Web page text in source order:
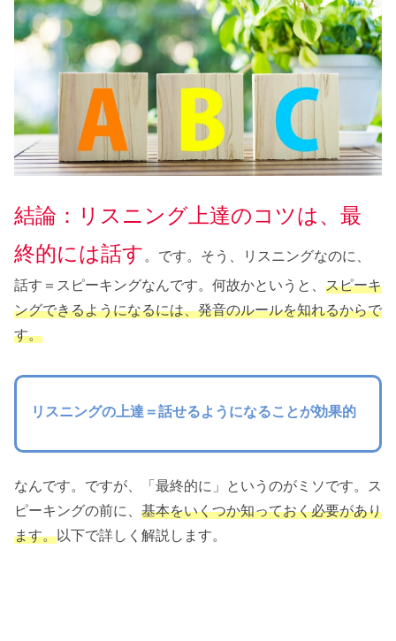
結論：リスニング上達のコツは、最
終的には話す 。です。そう、リスニングなのに、
話す＝スピーキングなんです。何故かというと、 スピーキ
ングできるようになるには、発音のルールを知れるからで
す。
リスニングの上達＝話せるようになることが効果的
なんです。ですが、「最終的に」というのがミソです。ス
ピーキングの前に、 基本をいくつか知っておく必要があり
ます。以下で詳しく解説します。